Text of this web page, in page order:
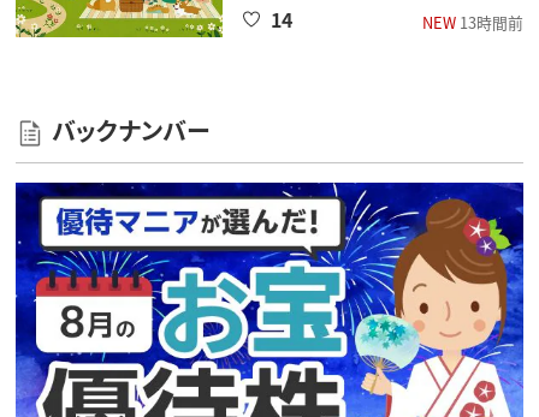
NEW13時間前
14
バックナンバー